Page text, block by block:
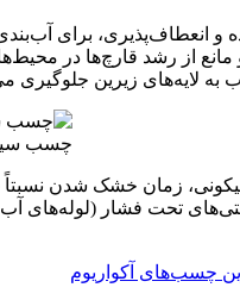
و انعطاف‌پذیری، برای
از رشد قارچ‌ها در
به لایه‌های زیرین جلوگیری
چسب
تحت فشار